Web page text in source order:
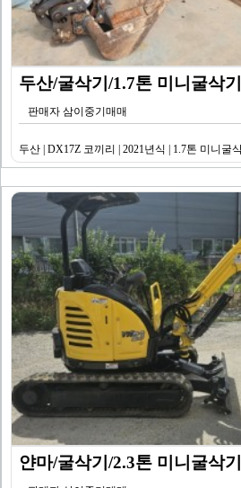
판매자 삼이중기매매
두산 | DX17Z 코끼리 | 2021년식 | 1.7톤 미니굴삭
얀마/굴삭기/2.3톤 미니굴삭